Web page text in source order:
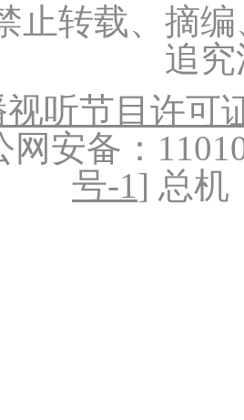
止转载、摘
追
听节目许可
网安备：
号-1] 总机